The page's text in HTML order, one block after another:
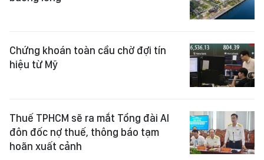
Chứng khoán toàn cầu chờ đợi tín
hiệu từ Mỹ
Thuế TPHCM sẽ ra mắt Tổng đài AI
đôn đốc nợ thuế, thông báo tạm
hoãn xuất cảnh